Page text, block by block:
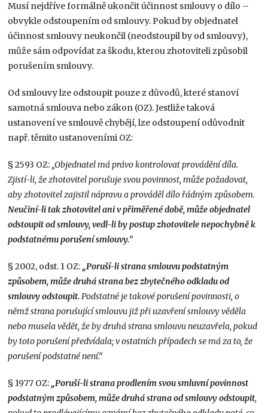
Musí nejdříve formálně ukončit účinnost smlouvy o dílo –
obvykle odstoupením od smlouvy. Pokud by objednatel
účinnost smlouvy neukončil (neodstoupil by od smlouvy),
může sám odpovídat za škodu, kterou zhotoviteli způsobil
porušením smlouvy.
Od smlouvy lze odstoupit pouze z důvodů, které stanoví
samotná smlouva nebo zákon (OZ). Jestliže taková
ustanovení ve smlouvě chybějí, lze odstoupení odůvodnit
např. těmito ustanoveními OZ:
§ 2593 OZ: „Objednatel má právo kontrolovat provádění díla.
Zjistí-li, že zhotovitel porušuje svou povinnost, může požadovat,
aby zhotovitel zajistil nápravu a prováděl dílo řádným způsobem.
Neučiní-li tak zhotovitel ani v přiměřené době, může objednatel
odstoupit od smlouvy, vedl-li by postup zhotovitele nepochybně k
podstatnému porušení smlouvy.“
§ 2002, odst. 1 OZ:„Poruší-li strana smlouvu podstatným
způsobem, může druhá strana bez zbytečného odkladu od
smlouvy odstoupit.Podstatné je takové porušení povinnosti, o
němž strana porušující smlouvu již při uzavření smlouvy věděla
nebo musela vědět, že by druhá strana smlouvu neuzavřela, pokud
by toto porušení předvídala; v ostatních případech se má za to, že
porušení podstatné není.“
§ 1977 OZ:„Poruší-li strana prodlením svou smluvní povinnost
podstatným způsobem, může druhá strana od smlouvy odstoupit,